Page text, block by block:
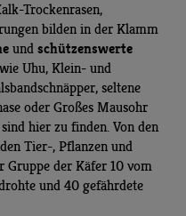
Trockenrasen,
bilden in der Klamm
und schützenswerte
Uhu, Klein- und
seltene
oder Großes Mausohr
hier zu finden. Von den
Tier-, Pflanzen und
Gruppe der Käfer 10 vom
und 40 gefährdete